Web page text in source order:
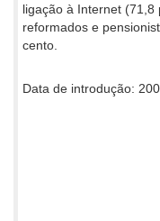
ligação à Internet
reformados e
cento.
Data de introdução: